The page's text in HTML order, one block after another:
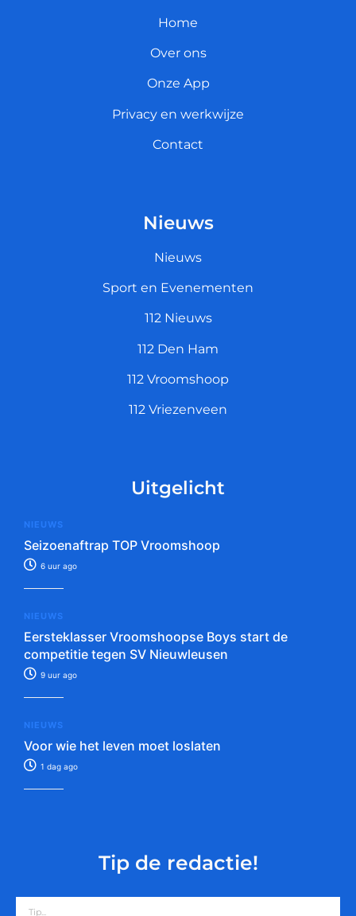
Home
Over ons
Onze App
Privacy en werkwijze
Contact
Nieuws
Nieuws
Sport en Evenementen
112 Nieuws
112 Den Ham
112 Vroomshoop
112 Vriezenveen
Uitgelicht
NIEUWS
Seizoenaftrap TOP Vroomshoop
6 uur ago
NIEUWS
Eersteklasser Vroomshoopse Boys start de
competitie tegen SV Nieuwleusen
9 uur ago
NIEUWS
Voor wie het leven moet loslaten
1 dag ago
Tip de redactie!